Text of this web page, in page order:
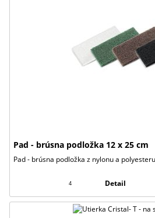
Pad - brúsna podložka 12 x 25 cm
Pad - brúsna podložka z nylonu a
4 Detail